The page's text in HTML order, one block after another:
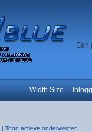
Een
Width Size
| Toon actieve onderwerpen